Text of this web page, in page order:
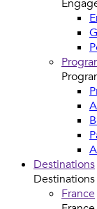
Destinations
Destinations
France